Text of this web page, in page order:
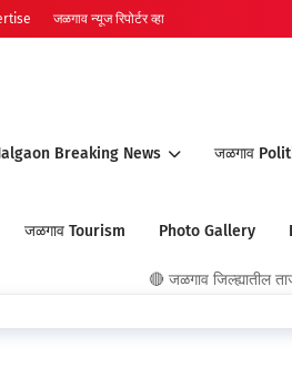
जळगाव न्यूज रिपोर्टर व्हा
Breaking News जळगाव
जळगाव Tourism Photo Gallery
🔴 जळगाव जिल्ह्यातील ताज्या